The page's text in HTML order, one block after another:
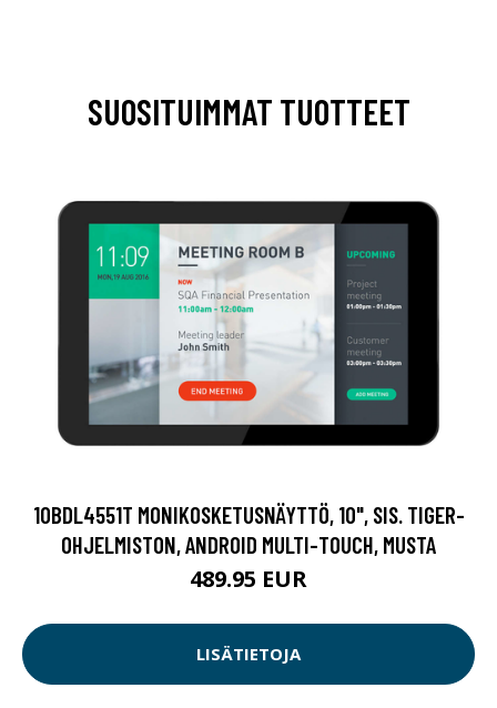
SUOSITUIMMAT TUOTTEET
10BDL4551T MONIKOSKETUSNÄYTTÖ, 10", SIS. TIGER-
OHJELMISTON, ANDROID MULTI-TOUCH, MUSTA
489.95 EUR
LISÄTIETOJA